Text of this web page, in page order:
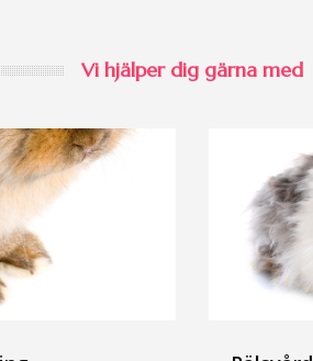
Vi hjälper dig gärna med